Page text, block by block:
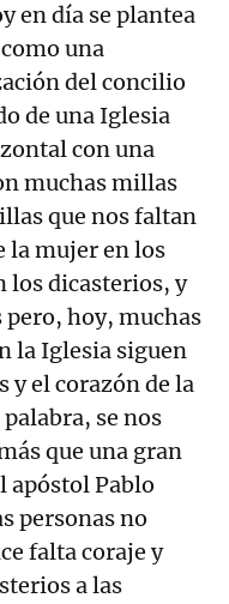
en día se plantea
una
del concilio
de una Iglesia
con una
muchas millas
que nos faltan
la mujer en los
los dicasterios, y
hoy, muchas
la Iglesia siguen
y el corazón de la
se nos
que una gran
apóstol Pablo
personas no
falta coraje y
a las